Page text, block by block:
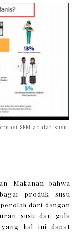
SKM adalah susu
Makanan bahwa
produk susu
dari dengan
susu dan gula
yang hal ini dapat